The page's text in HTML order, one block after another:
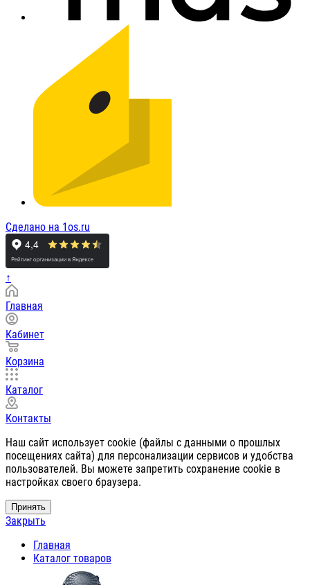
Сделано на 1os.ru
↑
Главная
Кабинет
Корзина
Каталог
Контакты
Наш сайт использует cookie (файлы с данными о прошлых
посещениях сайта) для персонализации сервисов и удобства
пользователей. Вы можете запретить сохранение cookie в
настройках своего браузера.
Принять
Закрыть
Главная
Каталог товаров